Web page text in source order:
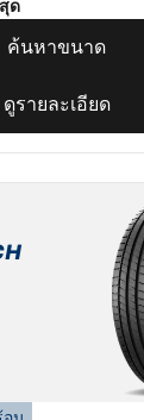
ด
ค้นหาขนาด
ดูรายละเอียด